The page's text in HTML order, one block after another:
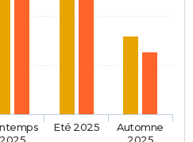
Eté 2025
Automne